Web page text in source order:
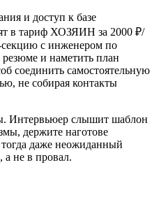
и доступ к базе
в тариф ХОЗЯИН за 2000 ₽/
с инженером по
резюме и наметить план
соединить самостоятельную
не собирая контакты
Интервьюер слышит шаблон
держите наготове
даже неожиданный
а не в провал.